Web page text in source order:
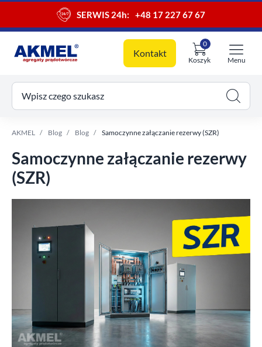
SERWIS 24h: +48 17 227 67 67
Kontakt
Koszyk
0
koszyk
Menu
Wpisz czego szukasz
AKMEL Blog Blog Samoczynne załączanie rezerwy (SZR)
Samoczynne załączanie rezerwy
(SZR)